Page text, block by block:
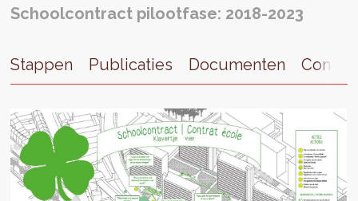
Schoolcontract pilootfase: 2018-2023
Stappen Publicaties Documenten